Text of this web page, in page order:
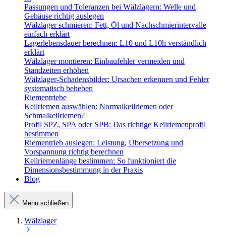
Passungen und Toleranzen bei Wälzlagern: Welle und
Gehäuse richtig auslegen
Wälzlager schmieren: Fett, Öl und Nachschmierintervalle
einfach erklärt
Lagerlebensdauer berechnen: L10 und L10h verständlich
erklärt
Wälzlager montieren: Einbaufehler vermeiden und
Standzeiten erhöhen
Wälzlager-Schadensbilder: Ursachen erkennen und Fehler
systematisch beheben
Riementriebe
Keilriemen auswählen: Normalkeilriemen oder
Schmalkeilriemen?
Profil SPZ, SPA oder SPB: Das richtige Keilriemenprofil
bestimmen
Riementrieb auslegen: Leistung, Übersetzung und
Vorspannung richtig berechnen
Keilriemenlänge bestimmen: So funktioniert die
Dimensionsbestimmung in der Praxis
Blog
Menü schließen
Wälzlager